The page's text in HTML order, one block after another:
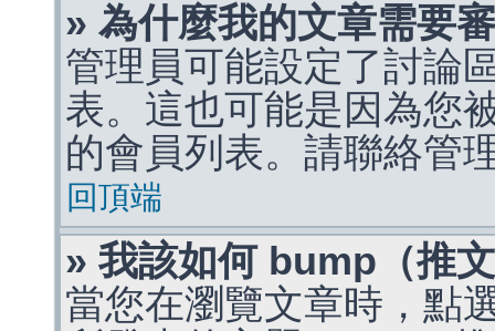
» 為什麼我的文章需要
管理員可能設定了討論
表。這也可能是因為您
的會員列表。請聯絡管
回頂端
» 我該如何 bump（推
當您在瀏覽文章時，點